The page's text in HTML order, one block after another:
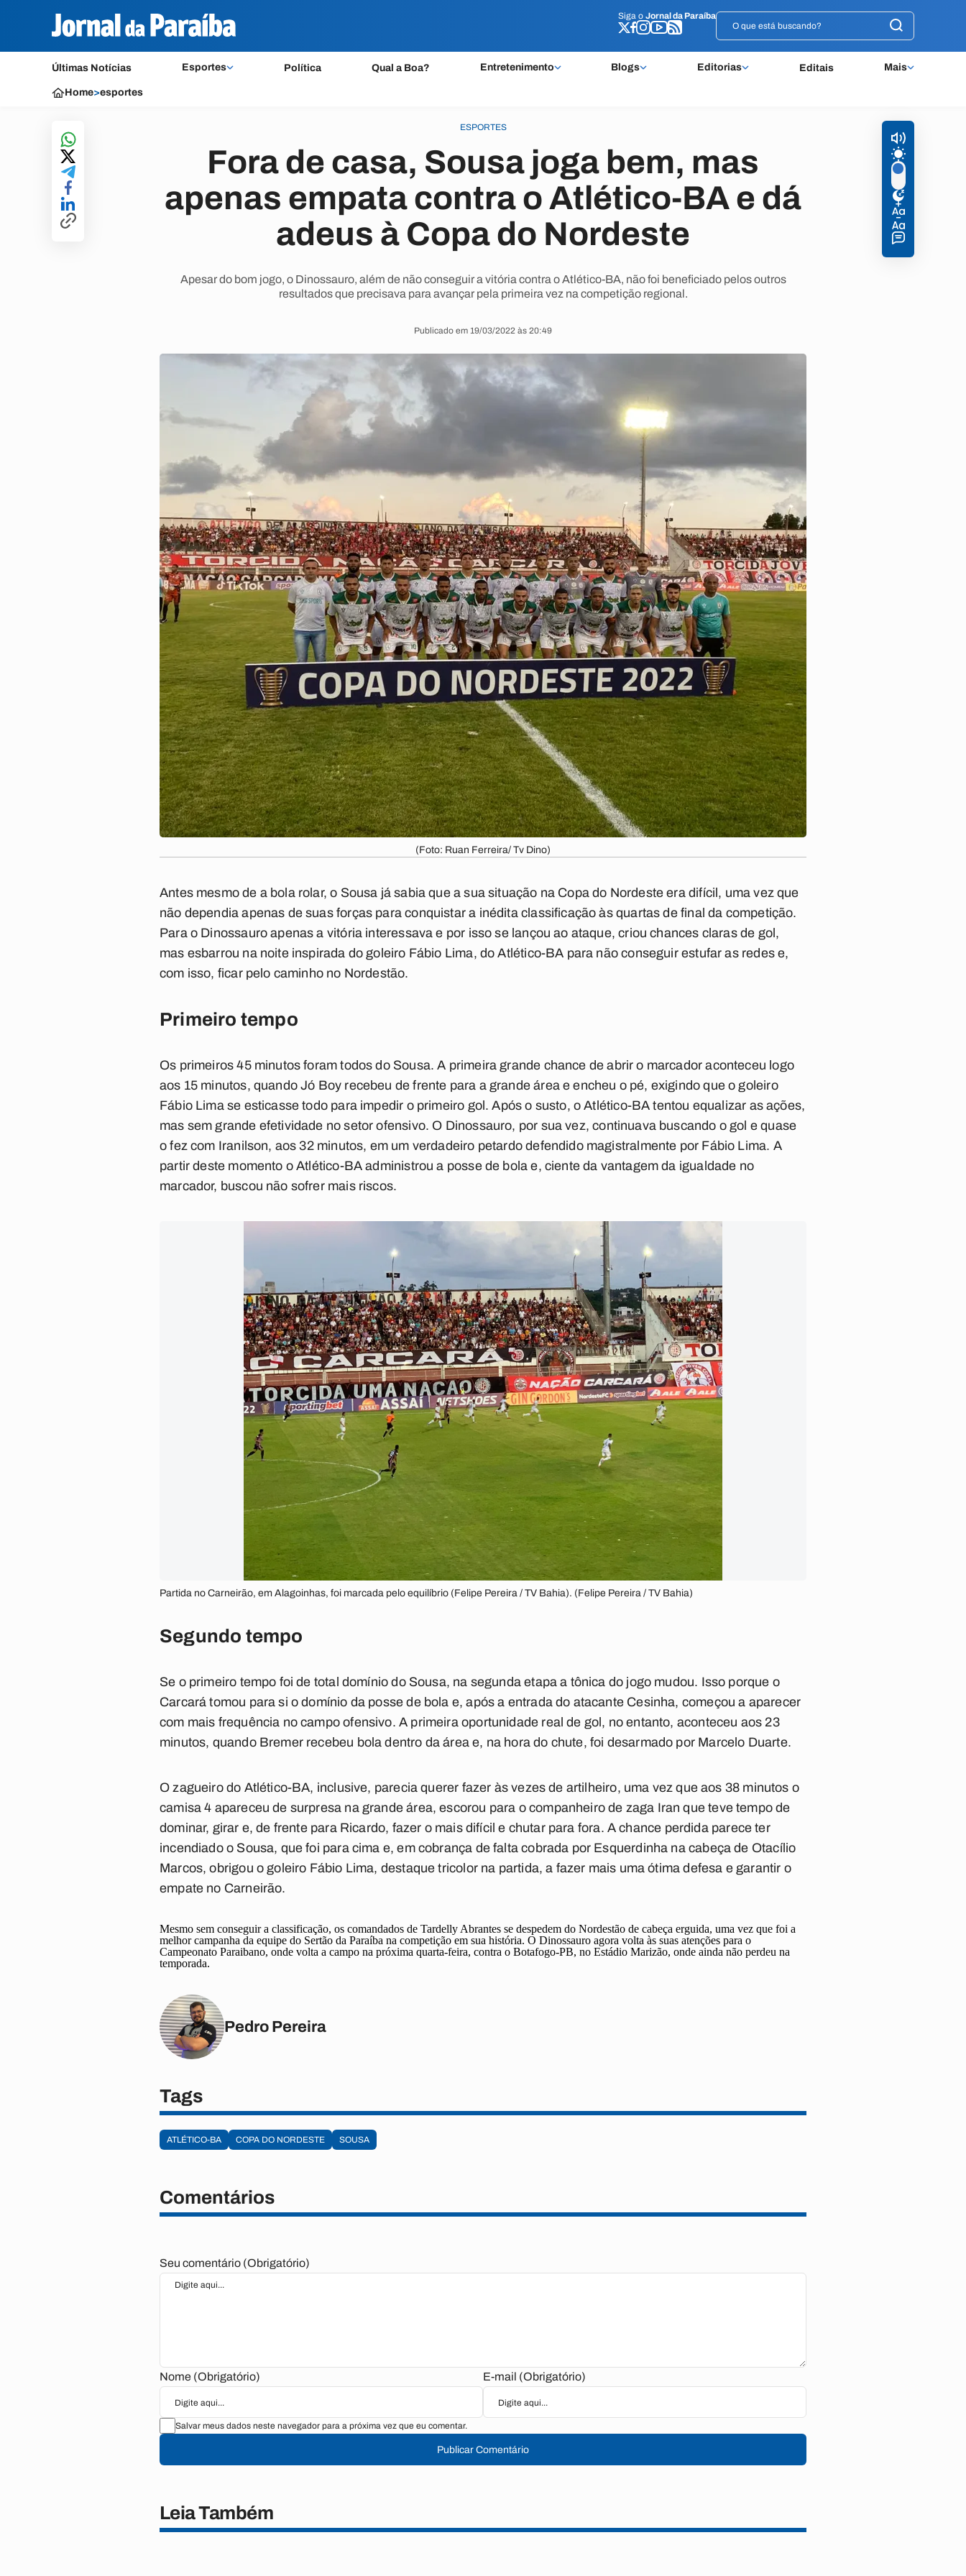
Siga o Jornal da Paraíba
Últimas Notícias Esportes Política Qual a Boa? Entretenimento Blogs Editorias Editais Mais
Siga o Jornal da Paraíba
Home>esportes
ESPORTES
Fora de casa, Sousa joga bem, mas
apenas empata contra o Atlético-BA e dá
adeus à Copa do Nordeste
Apesar do bom jogo, o Dinossauro, além de não conseguir a vitória contra o Atlético-BA, não foi beneficiado pelos outros
resultados que precisava para avançar pela primeira vez na competição regional.
Publicado em 19/03/2022 às 20:49
(Foto: Ruan Ferreira/ Tv Dino)
Antes mesmo de a bola rolar, o Sousa já sabia que a sua situação na Copa do Nordeste era difícil, uma vez que
não dependia apenas de suas forças para conquistar a inédita classificação às quartas de final da competição.
Para o Dinossauro apenas a vitória interessava e por isso se lançou ao ataque, criou chances claras de gol,
mas esbarrou na noite inspirada do goleiro Fábio Lima, do Atlético-BA para não conseguir estufar as redes e,
com isso, ficar pelo caminho no Nordestão.
Primeiro tempo
Os primeiros 45 minutos foram todos do Sousa.A primeira grande chance de abrir o marcador aconteceu logo
aos 15 minutos, quando Jó Boy recebeu de frente para a grande área e encheu o pé, exigindo que o goleiro
Fábio Lima se esticasse todo para impedir o primeiro gol. Após o susto, o Atlético-BA tentou equalizar as ações,
mas sem grande efetividade no setor ofensivo. O Dinossauro, por sua vez, continuava buscando o gol e quase
o fez com Iranilson, aos 32 minutos, em um verdadeiro petardo defendido magistralmente por Fábio Lima. A
partir deste momento o Atlético-BA administrou a posse de bola e, ciente da vantagem da igualdade no
marcador, buscou não sofrer mais riscos.
Partida no Carneirão, em Alagoinhas, foi marcada pelo equilíbrio (Felipe Pereira / TV Bahia). (Felipe Pereira / TV Bahia)
Segundo tempo
Se o primeiro tempo foi de total domínio do Sousa, na segunda etapa a tônica do jogo mudou. Isso porque o
Carcará tomou para si o domínio da posse de bola e, após a entrada do atacante Cesinha, começou a aparecer
com mais frequência no campo ofensivo. A primeira oportunidade real de gol, no entanto, aconteceu aos 23
minutos, quando Bremer recebeu bola dentro da área e, na hora do chute, foi desarmado por Marcelo Duarte.
O zagueiro do Atlético-BA, inclusive, parecia querer fazer às vezes de artilheiro, uma vez que aos 38 minutos o
camisa 4 apareceu de surpresa na grande área, escorou para o companheiro de zaga Iran que teve tempo de
dominar, girar e, de frente para Ricardo, fazer o mais difícil e chutar para fora. A chance perdida parece ter
incendiado o Sousa, que foi para cima e, em cobrança de falta cobrada por Esquerdinha na cabeça de Otacílio
Marcos, obrigou o goleiro Fábio Lima, destaque tricolor na partida, a fazer mais uma ótima defesa e garantir o
empate no Carneirão.
Mesmo sem conseguir a classificação, os comandados de Tardelly Abrantes se despedem do Nordestão de cabeça erguida, uma vez que foi a
melhor campanha da equipe do Sertão da Paraíba na competição em sua história. O Dinossauro agora volta às suas atenções para o
Campeonato Paraibano, onde volta a campo na próxima quarta-feira, contra o Botafogo-PB, no Estádio Marizão, onde ainda não perdeu na
temporada.
Pedro Pereira
Tags
ATLÉTICO-BA COPA DO NORDESTE SOUSA
Comentários
Seu comentário (Obrigatório)
Nome (Obrigatório) E-mail (Obrigatório)
Salvar meus dados neste navegador para a próxima vez que eu comentar.
Publicar Comentário
Leia Também